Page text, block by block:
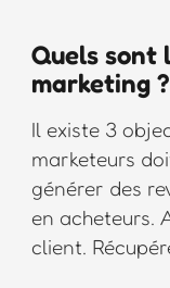
Quels sont
marketing ?
Il existe 3
marketeurs
générer des
en acheteurs.
client.